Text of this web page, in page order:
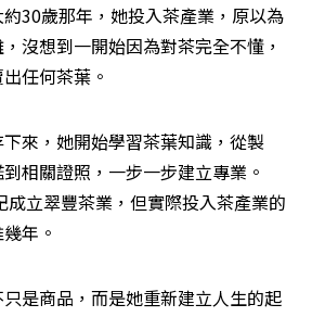
30歲那年，她投入茶產業，原以為
沒想到一開始因為對茶完全不懂，
任何茶葉。
來，她開始學習茶葉知識，從製
相關證照，一步一步建立專業。
成立翠豐茶業，但實際投入茶產業的
年。
是商品，而是她重新建立人生的起